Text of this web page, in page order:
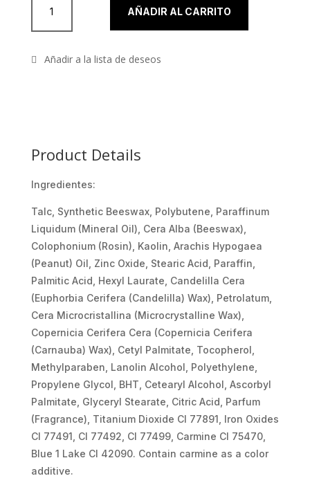
AÑADIR AL CARRITO
Product Details
Ingredientes:
Talc, Synthetic Beeswax, Polybutene, Paraffinum
Liquidum (Mineral Oil), Cera Alba (Beeswax),
Colophonium (Rosin), Kaolin, Arachis Hypogaea
(Peanut) Oil, Zinc Oxide, Stearic Acid, Paraffin,
Palmitic Acid, Hexyl Laurate, Candelilla Cera
(Euphorbia Cerifera (Candelilla) Wax), Petrolatum,
Cera Microcristallina (Microcrystalline Wax),
Copernicia Cerifera Cera (Copernicia Cerifera
(Carnauba) Wax), Cetyl Palmitate, Tocopherol,
Methylparaben, Lanolin Alcohol, Polyethylene,
Propylene Glycol, BHT, Cetearyl Alcohol, Ascorbyl
Palmitate, Glyceryl Stearate, Citric Acid, Parfum
(Fragrance), Titanium Dioxide CI 77891, Iron Oxides
CI 77491, CI 77492, CI 77499, Carmine CI 75470,
Blue 1 Lake CI 42090. Contain carmine as a color
additive.